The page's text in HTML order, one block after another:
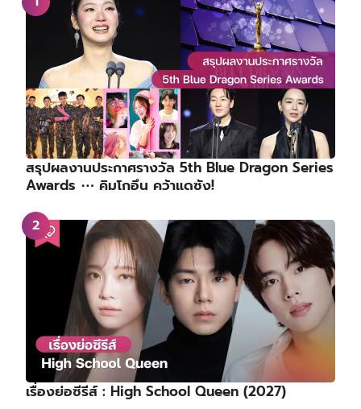
สรุปผลงานประกาศรางวัล 5th Blue Dragon Series
Awards ⋯ คิมโกอึน คว้าแดซัง!
เรื่องย่อซีรีส์ : High School Queen (2027)